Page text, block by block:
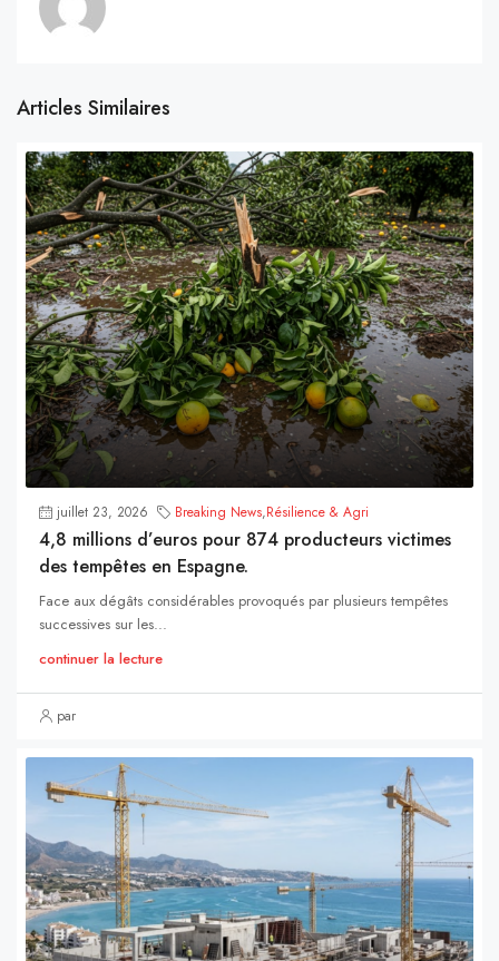
Articles Similaires
juillet 23, 2026 Breaking News,Résilience & Agri
4,8 millions d’euros pour 874 producteurs victimes
des tempêtes en Espagne.
Face aux dégâts considérables provoqués par plusieurs tempêtes
successives sur les...
continuer la lecture
par